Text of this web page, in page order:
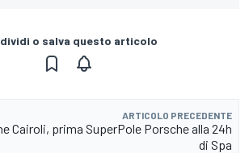
o salva questo articolo
ARTICOLO PRECEDENTE
Cairoli, prima SuperPole Porsche alla 24h
di Spa